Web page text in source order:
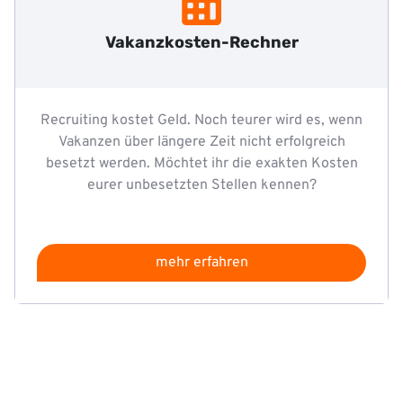
Vakanzkosten-Rechner
Recruiting kostet Geld. Noch teurer wird es, wenn
Vakanzen über längere Zeit nicht erfolgreich
besetzt werden. Möchtet ihr die exakten Kosten
eurer unbesetzten Stellen kennen?
mehr erfahren